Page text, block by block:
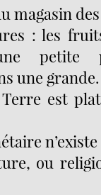
magasin
: les
petite
une grande.
est
n’existe
ou